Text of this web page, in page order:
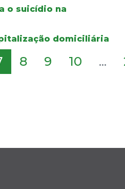
o suicídio na
domiciliária
8 9 10 ...